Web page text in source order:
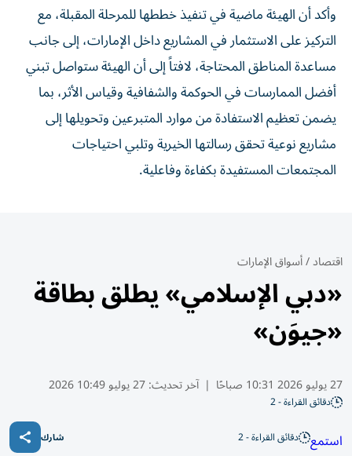
وأكد أن الهيئة ماضية في تنفيذ خططها للمرحلة المقبلة، مع
التركيز على الاستثمار في المشاريع داخل الإمارات، إلى جانب
مساعدة المناطق المحتاجة، لافتاً إلى أن الهيئة ستواصل تبني
أفضل الممارسات في الحوكمة والشفافية وقياس الأثر، بما
يضمن تعظيم الاستفادة من موارد المتبرعين وتحويلها إلى
مشاريع نوعية تحقق رسالتها الخيرية وتلبي احتياجات
المجتمعات المستفيدة بكفاءة وفاعلية.
اقتصاد/أسواق الإمارات
«دبي الإسلامي» يطلق بطاقة
«جيوَن»
27 يوليو 2026 10:31 صباحًا | آخر تحديث:27 يوليو 10:49 2026
دقائق القراءة - 2
استمع دقائق القراءة - 2 شارك